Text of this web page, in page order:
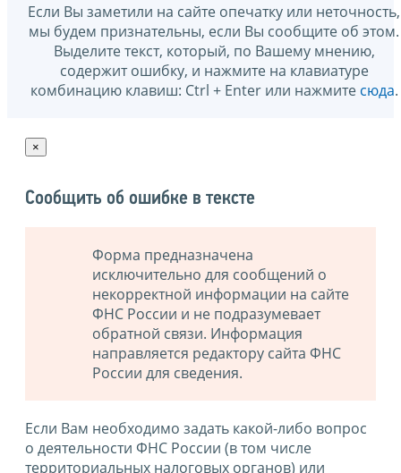
Если Вы заметили на сайте опечатку или неточность,
мы будем признательны, если Вы сообщите об этом.
Выделите текст, который, по Вашему мнению,
содержит ошибку, и нажмите на клавиатуре
комбинацию клавиш: Ctrl + Enter или нажмите сюда.
×
Сообщить об ошибке в тексте
Форма предназначена
исключительно для сообщений о
некорректной информации на сайте
ФНС России и не подразумевает
обратной связи. Информация
направляется редактору сайта ФНС
России для сведения.
Если Вам необходимо задать какой-либо вопрос
о деятельности ФНС России (в том числе
территориальных налоговых органов) или